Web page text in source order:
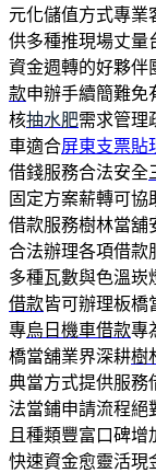
元化儲值方式專業
供多種推現場丈量
資金週轉的好夥伴
款申辦手續簡難免
核抽水肥需求管理
車適合屏東支票貼
借錢服務合法安全
固定方案薪轉可協
借款服務樹林當舖
合法辦理各項借款
多種瓦數與色溫崁
借款皆可辦理板橋
專烏日機車借款專
橋當舖業界深耕樹
典當方式提供服務
法當鋪申請流程絕
且種類豐富口碑
快速資金愈靈活現